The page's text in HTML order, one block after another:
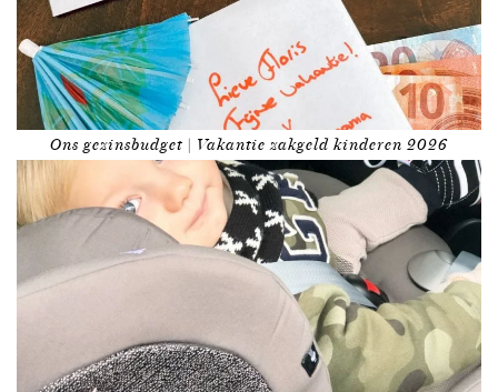
Ons gezinsbudget | Vakantie zakgeld kinderen 2026